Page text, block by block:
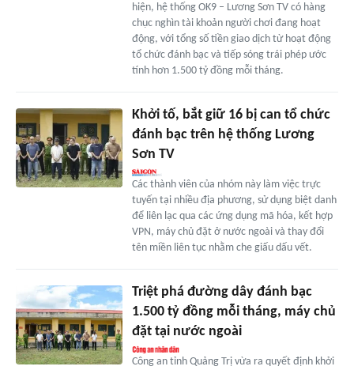
hiện, hệ thống OK9 – Lương Sơn TV có hàng
chục nghìn tài khoản người chơi đang hoạt
động, với tổng số tiền giao dịch từ hoạt động
tổ chức đánh bạc và tiếp sóng trái phép ước
tính hơn 1.500 tỷ đồng mỗi tháng.
Khởi tố, bắt giữ 16 bị can tổ chức
đánh bạc trên hệ thống Lương
Sơn TV
Các thành viên của nhóm này làm việc trực
tuyến tại nhiều địa phương, sử dụng biệt danh
để liên lạc qua các ứng dụng mã hóa, kết hợp
VPN, máy chủ đặt ở nước ngoài và thay đổi
tên miền liên tục nhằm che giấu dấu vết.
Triệt phá đường dây đánh bạc
1.500 tỷ đồng mỗi tháng, máy chủ
đặt tại nước ngoài
Công an tỉnh Quảng Trị vừa ra quyết định khởi